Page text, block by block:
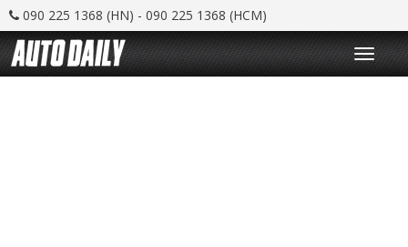
090 225 1368 (HN) - 090 225 1368 (HCM)
T
o
g